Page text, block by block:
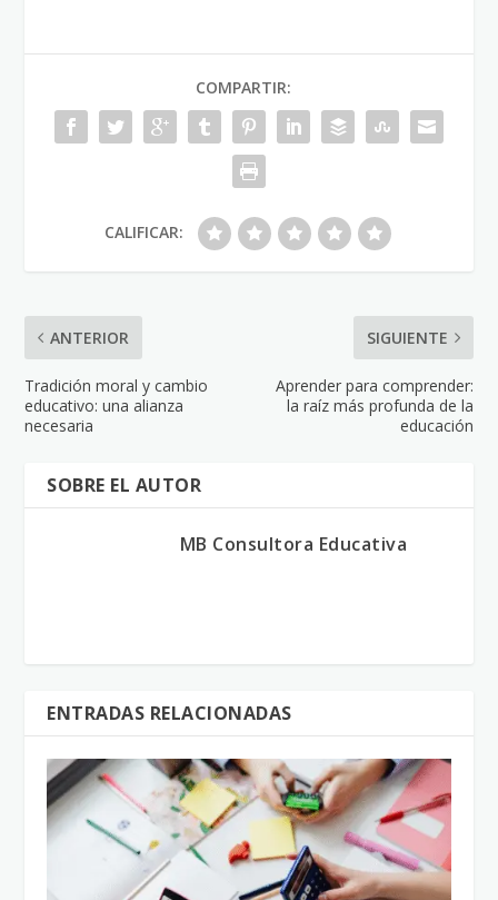
COMPARTIR:
CALIFICAR:
ANTERIOR
Tradición moral y cambio
educativo: una alianza
necesaria
SIGUIENTE
Aprender para comprender:
la raíz más profunda de la
educación
SOBRE EL AUTOR
MB Consultora Educativa
ENTRADAS RELACIONADAS